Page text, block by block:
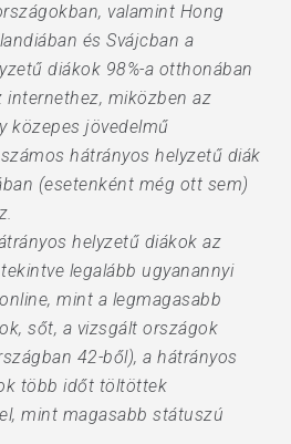
valamint Hong
és Svájcban a
diákok 98%-a otthonában
internethez, miközben az
közepes jövedelmű
hátrányos helyzetű diák
(esetenként még ott sem)
helyzetű diákok az
legalább ugyanannyi
mint a legmagasabb
sőt, a vizsgált országok
42-ből), a hátrányos
több időt töltöttek
mint magasabb státuszú